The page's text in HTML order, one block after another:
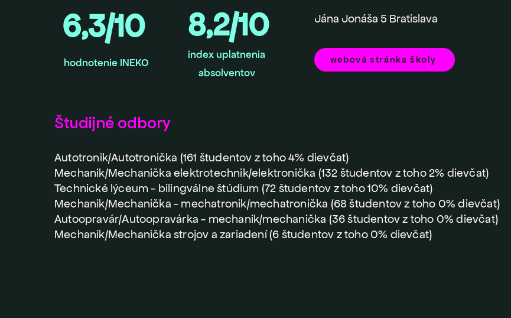
6,3/10
hodnotenie INEKO
8,2/10
index uplatnenia
absolventov
Jána Jonáša 5 Bratislava
webová stránka školy
Študijné odbory
Autotronik/Autotronička (161 študentov z toho 4% dievčat)
Mechanik/Mechanička elektrotechnik/elektronička (132 študentov z toho 2% dievčat)
Technické lýceum - bilingválne štúdium (72 študentov z toho 10% dievčat)
Mechanik/Mechanička - mechatronik/mechatronička (68 študentov z toho 0% dievčat)
Autoopravár/Autoopravárka - mechanik/mechanička (36 študentov z toho 0% dievčat)
Mechanik/Mechanička strojov a zariadení (6 študentov z toho 0% dievčat)